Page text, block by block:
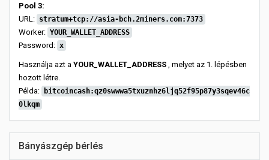
Pool 3:
URL: stratum+tcp://asia-bch.2miners.com:7373
Worker: YOUR_WALLET_ADDRESS
Password: x
Használja azt a YOUR_WALLET_ADDRESS , melyet az 1. lépésben
hozott létre.
Példa:
bitcoincash:qz0swwwa5txuznhz6ljq52f95p87y3sqev46c
0lkqm
Bányászgép bérlés